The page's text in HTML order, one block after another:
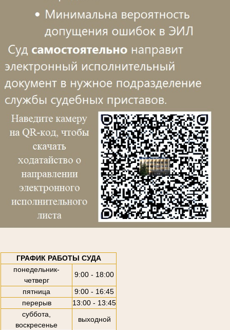
ГРАФИК РАБОТЫ СУДА
понедельник-
четверг
9:00 - 18:00
пятница
9:00 - 16:45
перерыв
13:00 - 13:45
суббота,
воскресенье
выходной